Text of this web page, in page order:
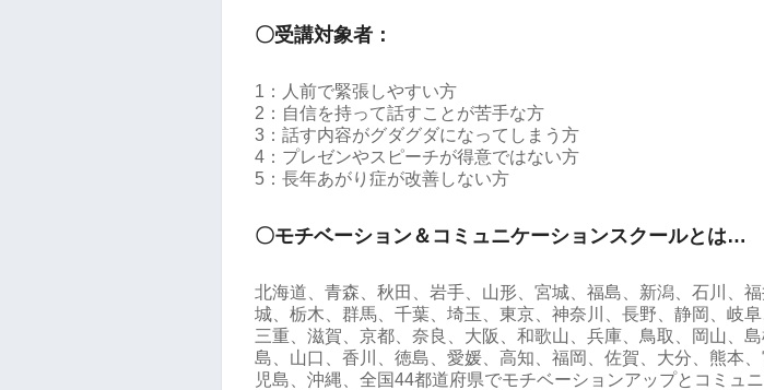
〇受講対象者：
1：人前で緊張しやすい方
2：自信を持って話すことが苦手な方
3：話す内容がグダグダになってしまう方
4：プレゼンやスピーチが得意ではない方
5：長年あがり症が改善しない方
〇モチベーション＆コミュニケーションスクールとは…
北海道、青森、秋田、岩手、山形、宮城、福島、新潟、石川、
城、栃木、群馬、千葉、埼玉、東京、神奈川、長野、静岡、岐阜
三重、滋賀、京都、奈良、大阪、和歌山、兵庫、鳥取、岡山、
島、山口、香川、徳島、愛媛、高知、福岡、佐賀、大分、熊本
児島、沖縄、全国44都道府県でモチベーションアップとコミュ